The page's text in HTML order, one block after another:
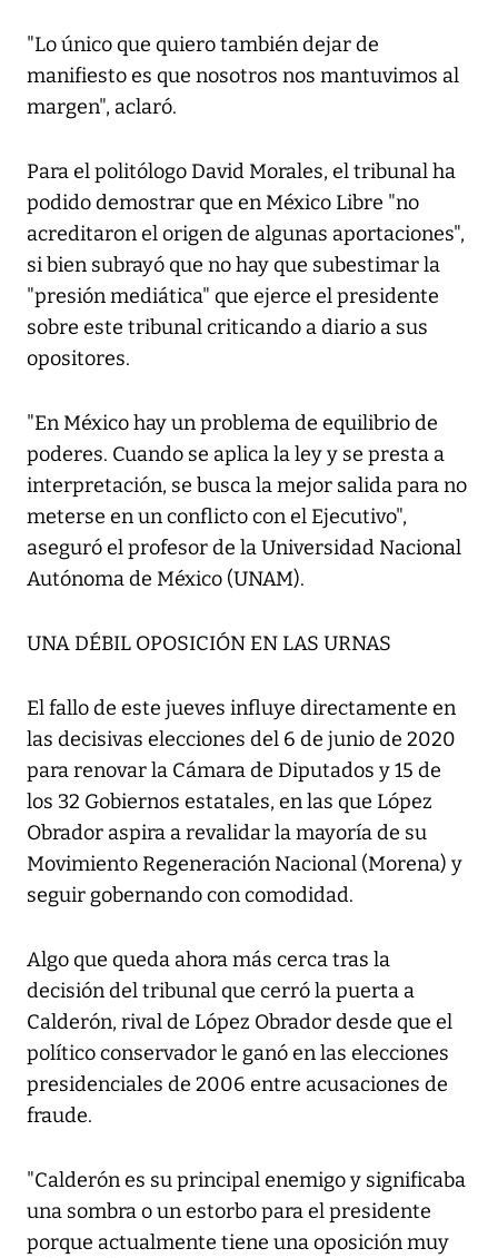
"Lo único que quiero también dejar de
manifiesto es que nosotros nos mantuvimos al
margen", aclaró.
Para el politólogo David Morales, el tribunal ha
podido demostrar que en México Libre "no
acreditaron el origen de algunas aportaciones",
si bien subrayó que no hay que subestimar la
"presión mediática" que ejerce el presidente
sobre este tribunal criticando a diario a sus
opositores.
"En México hay un problema de equilibrio de
poderes. Cuando se aplica la ley y se presta a
interpretación, se busca la mejor salida para no
meterse en un conflicto con el Ejecutivo",
aseguró el profesor de la Universidad Nacional
Autónoma de México (UNAM).
UNA DÉBIL OPOSICIÓN EN LAS URNAS
El fallo de este jueves influye directamente en
las decisivas elecciones del 6 de junio de 2020
para renovar la Cámara de Diputados y 15 de
los 32 Gobiernos estatales, en las que López
Obrador aspira a revalidar la mayoría de su
Movimiento Regeneración Nacional (Morena) y
seguir gobernando con comodidad.
Algo que queda ahora más cerca tras la
decisión del tribunal que cerró la puerta a
Calderón, rival de López Obrador desde que el
político conservador le ganó en las elecciones
presidenciales de 2006 entre acusaciones de
fraude.
"Calderón es su principal enemigo y significaba
una sombra o un estorbo para el presidente
porque actualmente tiene una oposición muy